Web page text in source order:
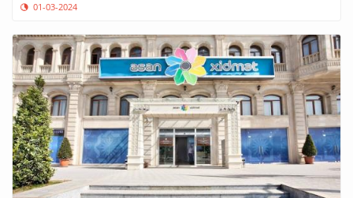
01-03-2024